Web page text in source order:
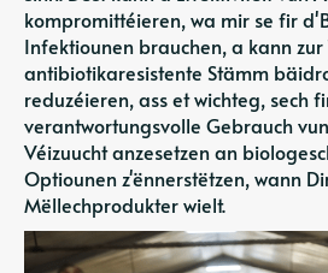
kompromittéieren, wa mir se fir
Infektiounen brauchen, a kann
antibiotikaresistente Stämm
reduzéieren, ass et wichteg, sech
verantwortungsvolle Gebrauch
Véizuucht anzesetzen an
Optiounen z'ënnerstëtzen, wann
Mëllechprodukter wielt.